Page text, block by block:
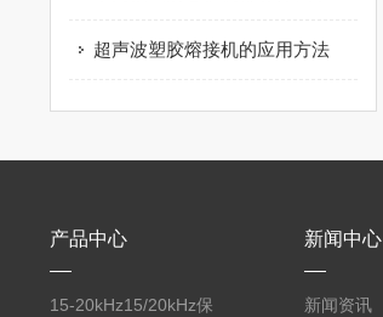
超声波塑胶熔接机的应用方法
产品中心
15-20kHz15/20kHz保
新闻中心
新闻资讯